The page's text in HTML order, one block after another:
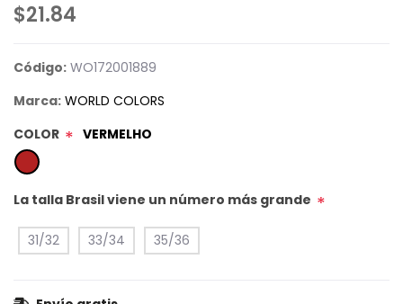
$21.84
Código: WO172001889
Marca: WORLD COLORS
COLOR * VERMELHO
La talla Brasil viene un número más grande *
31/32 33/34 35/36